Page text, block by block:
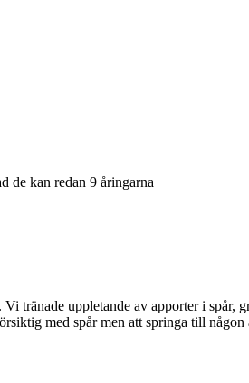
de kan redan 9 åringarna
tränade uppletande av apporter i
med spår men att springa till